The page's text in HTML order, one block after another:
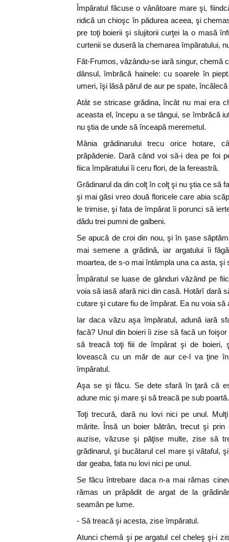
Împăratul făcuse o vânătoare mare şi,
ridică un chioşc în pădurea aceea, şi
pre toţi boierii şi slujitorii curţei la o masă
curtenii se duseră la chemarea împăratului,
Făt-Frumos, văzându-se iară singur, chemă
dânsul, îmbrăcă hainele: cu soarele în
umeri, îşi lăsă părul de aur pe spate,
Atât se stricase grădina, încât nu mai era
aceasta el, începu a se tângui, se îmbrăcă
nu ştia de unde să înceapă meremetul.
Mânia grădinarului trecu orice hotare,
prăpădenie. Dară când voi să-i dea pe foi
fiica împăratului îi ceru flori, de la fereastră.
Grădinarul da din colţ în colţ şi nu ştia ce să
şi mai găsi vreo două floricele care abia
le trimise, şi fata de împărat îi porunci să
dădu trei pumni de galbeni.
Se apucă de croi din nou, şi în şase
mai semene a grădină, iar argatului îi
moartea, de s-o mai întâmpla una ca asta, şi
Împăratul se luase de gânduri văzând pe
voia să iasă afară nici din casă. Hotărî dară
cutare şi cutare fiu de împărat. Ea nu voia să
Iar daca văzu aşa împăratul, adună iară
facă? Unul din boieri îi zise să facă un
să treacă toţi fiii de împărat şi de boieri,
lovească cu un măr de aur ce-l va ţine
împăratul.
Aşa se şi făcu. Se dete sfară în ţară că
adune mic şi mare şi să treacă pe sub poartă.
Toţi trecură, dară nu lovi nici pe unul.
mărite. Însă un boier bătrân, trecut şi
auzise, văzuse şi păţise multe, zise să
grădinarul, şi bucătarul cel mare şi vătaful,
dar geaba, fata nu lovi nici pe unul.
Se făcu întrebare daca n-a mai rămas
rămas un prăpădit de argat de la
seamăn pe lume.
- Să treacă şi acesta, zise împăratul.
Atunci chemă şi pe argatul cel cheleş şi-i